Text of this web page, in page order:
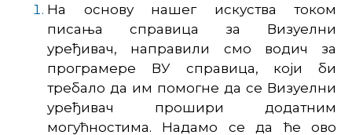
На основу нашег искуства током
писања справица за Визуелни
уређивач, направили смо водич за
програмере ВУ справица, који би
требало да им помогне да се Визуелни
уређивач прошири додатним
могућностима. Надамо се да ће ово